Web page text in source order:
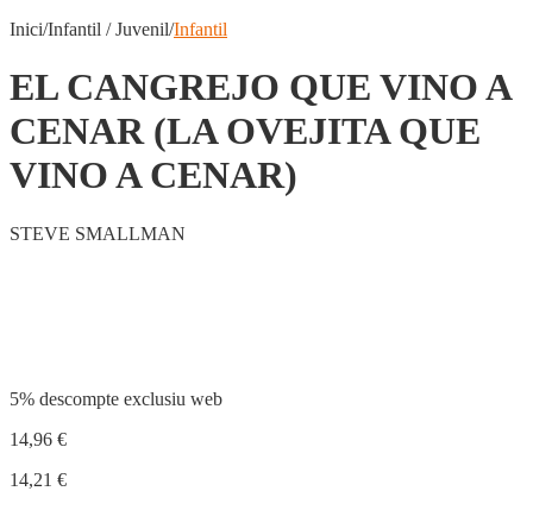
Inici/Infantil / Juvenil/Infantil
EL CANGREJO QUE VINO A
CENAR (LA OVEJITA QUE
VINO A CENAR)
STEVE SMALLMAN
5% descompte exclusiu web
14,96 €
14,21 €